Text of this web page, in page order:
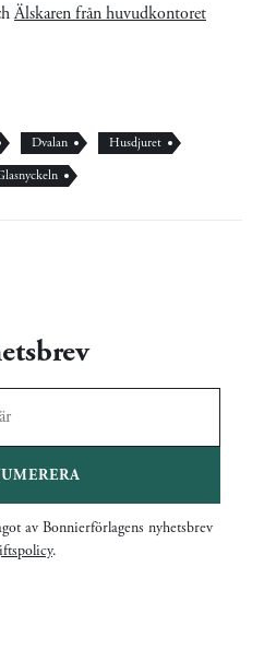
Älskaren från huvudkontoret
Dvalan
Husdjuret
av Bonnierförlagens nyhetsbrev
.